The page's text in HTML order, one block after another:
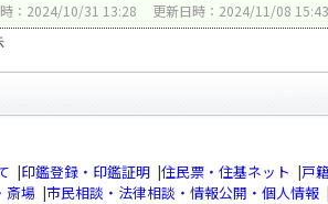
：2024/10/31 13:28 更新日時：2024/11/08 15:43
|印鑑登録・印鑑証明 |住民票・住基ネット |戸
斎場 |市民相談・法律相談・情報公開・個人情報